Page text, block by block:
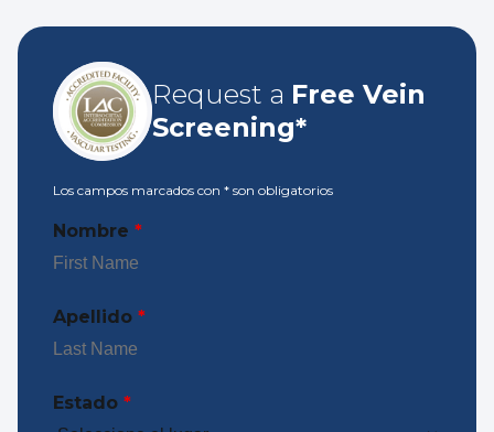
Request a Free Vein
Screening*
Los campos marcados con * son obligatorios
Nombre *
Apellido *
Estado *